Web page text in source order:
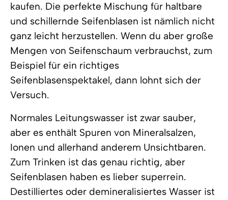
kaufen. Die perfekte Mischung für haltbare
und schillernde Seifenblasen ist nämlich nicht
ganz leicht herzustellen. Wenn du aber große
Mengen von Seifenschaum verbrauchst, zum
Beispiel für ein richtiges
Seifenblasenspektakel, dann lohnt sich der
Versuch.
Normales Leitungswasser ist zwar sauber,
aber es enthält Spuren von Mineralsalzen,
Ionen und allerhand anderem Unsichtbaren.
Zum Trinken ist das genau richtig, aber
Seifenblasen haben es lieber superrein.
Destilliertes oder demineralisiertes Wasser ist